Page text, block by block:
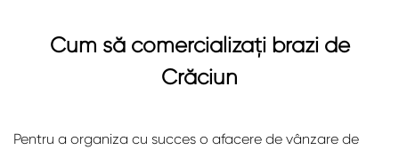
Cum să comercializați brazi de
Crăciun
Pentru a organiza cu succes o afacere de vânzare de